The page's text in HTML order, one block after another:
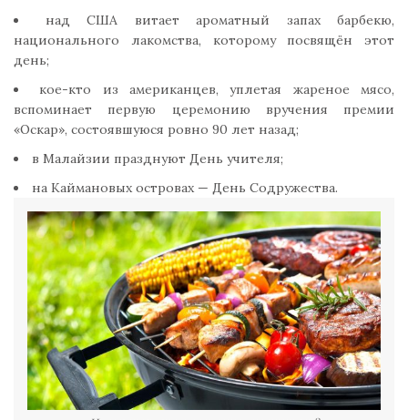
над США витает ароматный запах барбекю,
национального лакомства, которому посвящён этот
день;
кое-кто из американцев, уплетая жареное мясо,
вспоминает первую церемонию вручения премии
«Оскар», состоявшуюся ровно 90 лет назад;
в Малайзии празднуют День учителя;
на Каймановых островах — День Содружества.